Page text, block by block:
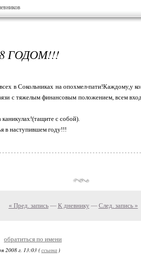
ГОДОМ!!!
в Сокольниках на опохмел-пати!Каждому,у
с тяжелым финансовым положением, всем
с собой).
в наступившем году!!!
« Пред. запись— К дневнику — След. запись »
обратиться по имени
2008 г. 13:03 (ссылка )